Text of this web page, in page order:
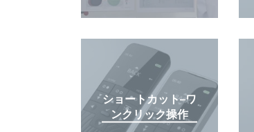
ショートカット–ワ
ンクリック操作